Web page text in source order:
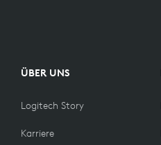
ÜBER UNS
Logitech Story
Karriere